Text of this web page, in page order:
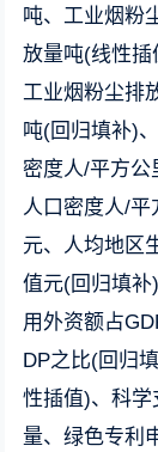
吨、工业烟粉
放量吨(线性插
工业烟粉尘排
吨(回归填补)
密度人/平方公
人口密度人/平
元、人均地区
值元(回归填补
用外资额占
DP之比(回归
性插值)、科
量、绿色专利